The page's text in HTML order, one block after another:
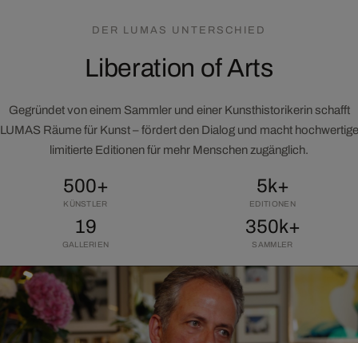
DER LUMAS UNTERSCHIED
Liberation of Arts
Gegründet von einem Sammler und einer Kunsthistorikerin schafft
LUMAS Räume für Kunst – fördert den Dialog und macht hochwertige
limitierte Editionen für mehr Menschen zugänglich.
500+
KÜNSTLER
5k+
EDITIONEN
19
GALLERIEN
350k+
SAMMLER